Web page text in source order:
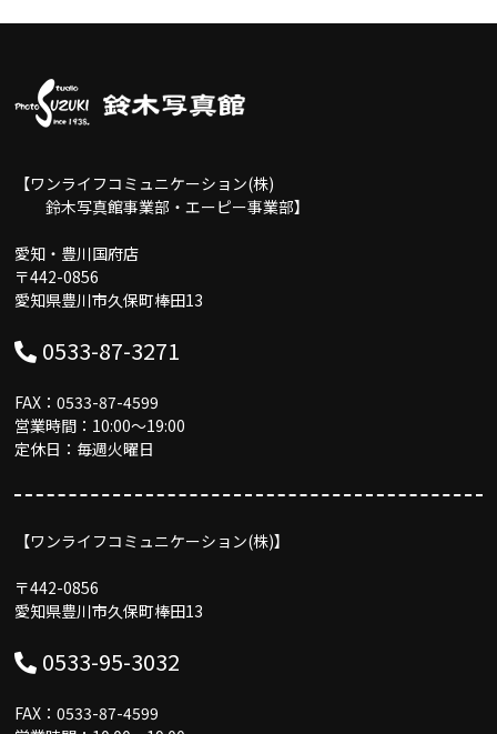
【ワンライフコミュニケーション(株)
鈴木写真館事業部・エーピー事業部】
愛知・豊川国府店
〒442-0856
愛知県豊川市久保町棒田13
0533-87-3271
FAX：0533-87-4599
営業時間：10:00〜19:00
定休日：毎週火曜日
【ワンライフコミュニケーション(株)】
〒442-0856
愛知県豊川市久保町棒田13
0533-95-3032
FAX：0533-87-4599